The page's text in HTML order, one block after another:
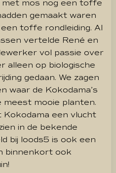
met mos nog een toffe
gemaakt waren
toffe rondleiding. Al
vertelde René en
vol passie over
alleen op biologische
gedaan. We zagen
waar de Kokodama’s
meest mooie planten.
een vlucht
in de bekende
bij loods5 is ook een
binnenkort ook